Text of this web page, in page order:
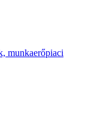
munkaerőpiaci